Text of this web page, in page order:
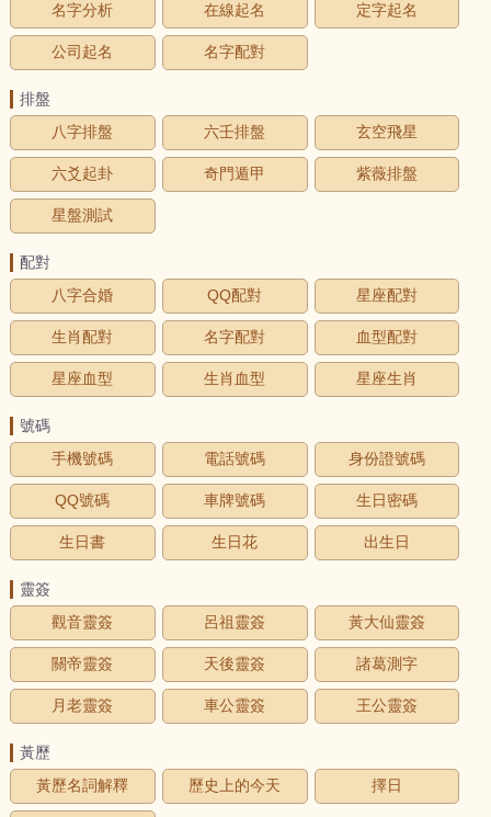
名字分析
在線起名 定字起名
公司起名 名字配對
排盤
八字排盤
六壬排盤 玄空飛星
六爻起卦 奇門遁甲 紫薇排盤
星盤測試
配對
八字合婚
QQ配對 星座配對
生肖配對 名字配對 血型配對
星座血型 生肖血型 星座生肖
號碼
手機號碼
電話號碼 身份證號碼
QQ號碼 車牌號碼 生日密碼
生日書 生日花 出生日
靈簽
觀音靈簽
呂祖靈簽 黃大仙靈簽
關帝靈簽 天後靈簽 諸葛測字
月老靈簽 車公靈簽 王公靈簽
黃歷
黃歷名詞解釋
歷史上的今天 擇日